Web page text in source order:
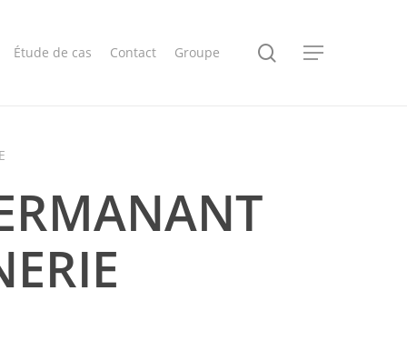
Étude de cas Contact Groupe search
Menu